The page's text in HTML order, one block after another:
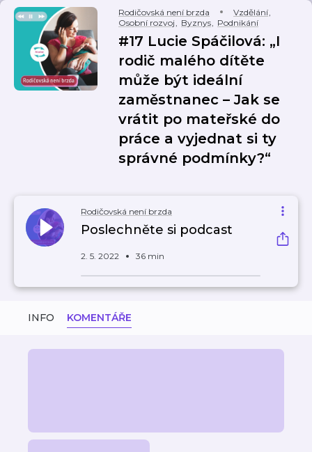
Rodičovská není brzda Vzdělání,
Osobní rozvoj, Byznys, Podnikání
#17 Lucie Spáčilová: „I
rodič malého dítěte
může být ideální
zaměstnanec – Jak se
vrátit po mateřské do
práce a vyjednat si ty
správné podmínky?“
Rodičovská není brzda
Poslechněte si podcast
2. 5. 2022 36 min
INFO KOMENTÁŘE